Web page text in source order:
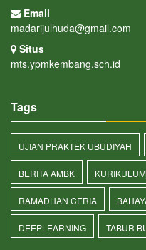
Email
madarijulhuda@gmail.com
Situs
mts.ypmkembang.sch.id
Tags
UJIAN PRAKTEK UBUDIYAH
BERITA AMBK
RAMADHAN CERIA
DEEPLEARNING TABUR